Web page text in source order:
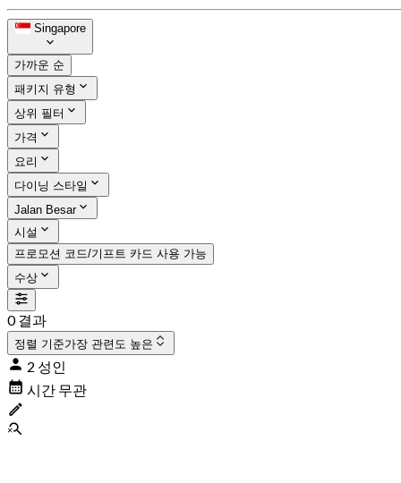
Singapore
가까운 순
패키지 유형
상위 필터
가격
요리
다이닝 스타일
Jalan Besar
시설
프로모션 코드/기프트 카드 사용 가능
수상
0 결과
정렬 기준가장 관련도 높은
2 성인
시간 무관